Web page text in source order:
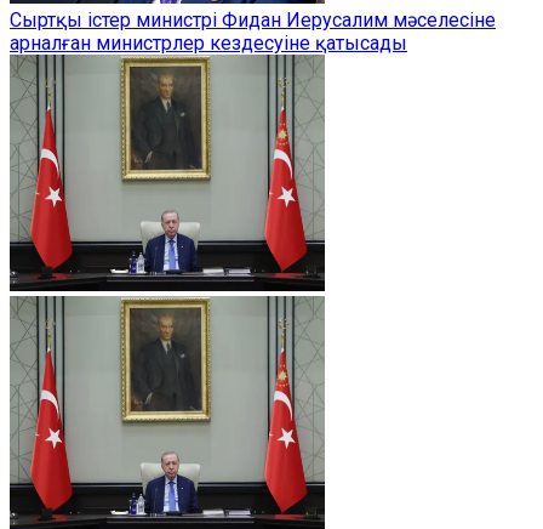
Сыртқы істер министрі Фидан Иерусалим мәселесіне
арналған министрлер кездесуіне қатысады